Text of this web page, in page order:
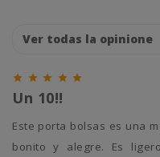
    
Un 10!!
Este porta bolsas es una monada. El diseño de soles es súper
bonito y alegre. Es